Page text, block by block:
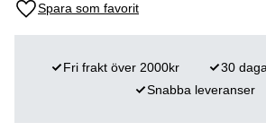
Lägg till i favoriter
Fri frakt över 2000kr
30
Snabba leveranser